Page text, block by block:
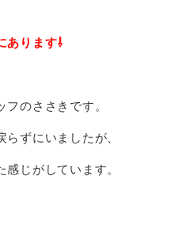
あります⇩
のささきです。
ずにいましたが、
じがしています。